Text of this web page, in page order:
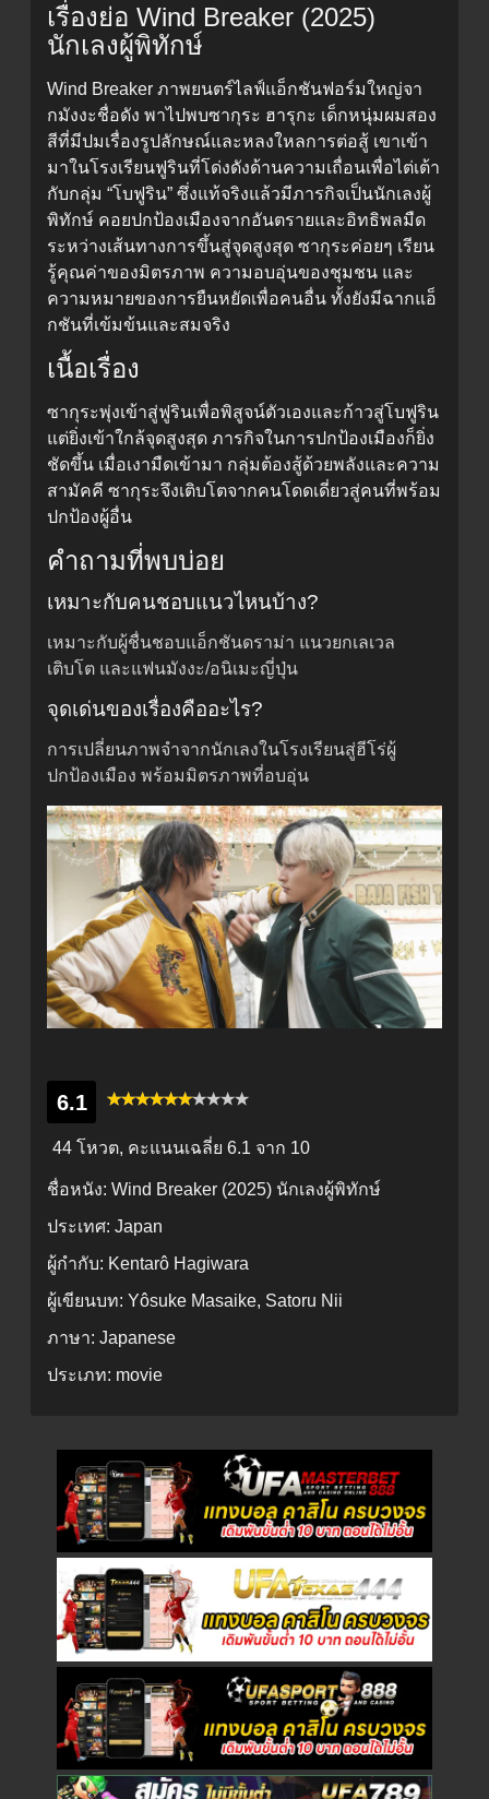
เรื่องย่อ Wind Breaker (2025)
นักเลงผู้พิทักษ์
Wind Breaker ภาพยนตร์ไลฟ์แอ็กชันฟอร์มใหญ่จา
กมังงะชื่อดัง พาไปพบซากุระ ฮารุกะ เด็กหนุ่มผมสอง
สีที่มีปมเรื่องรูปลักษณ์และหลงใหลการต่อสู้ เขาเข้า
มาในโรงเรียนฟูรินที่โด่งดังด้านความเถื่อนเพื่อไต่เต้า
กับกลุ่ม “โบฟูริน” ซึ่งแท้จริงแล้วมีภารกิจเป็นนักเลงผู้
พิทักษ์ คอยปกป้องเมืองจากอันตรายและอิทธิพลมืด
ระหว่างเส้นทางการขึ้นสู่จุดสูงสุด ซากุระค่อยๆ เรียน
รู้คุณค่าของมิตรภาพ ความอบอุ่นของชุมชน และ
ความหมายของการยืนหยัดเพื่อคนอื่น ทั้งยังมีฉากแอ็
กชันที่เข้มข้นและสมจริง
เนื้อเรื่อง
ซากุระพุ่งเข้าสู่ฟูรินเพื่อพิสูจน์ตัวเองและก้าวสู่โบฟูริน
แต่ยิ่งเข้าใกล้จุดสูงสุด ภารกิจในการปกป้องเมืองก็ยิ่ง
ชัดขึ้น เมื่อเงามืดเข้ามา กลุ่มต้องสู้ด้วยพลังและความ
สามัคคี ซากุระจึงเติบโตจากคนโดดเดี่ยวสู่คนที่พร้อม
ปกป้องผู้อื่น
คำถามที่พบบ่อย
เหมาะกับคนชอบแนวไหนบ้าง?
เหมาะกับผู้ชื่นชอบแอ็กชันดราม่า แนวยกเลเวล
เติบโต และแฟนมังงะ/อนิเมะญี่ปุ่น
จุดเด่นของเรื่องคืออะไร?
การเปลี่ยนภาพจำจากนักเลงในโรงเรียนสู่ฮีโร่ผู้
ปกป้องเมือง พร้อมมิตรภาพที่อบอุ่น
6.1
44 โหวต, คะแนนเฉลี่ย 6.1 จาก 10
ชื่อหนัง: Wind Breaker (2025) นักเลงผู้พิทักษ์
ประเทศ: Japan
ผู้กำกับ: Kentarô Hagiwara
ผู้เขียนบท: Yôsuke Masaike, Satoru Nii
ภาษา: Japanese
ประเภท: movie